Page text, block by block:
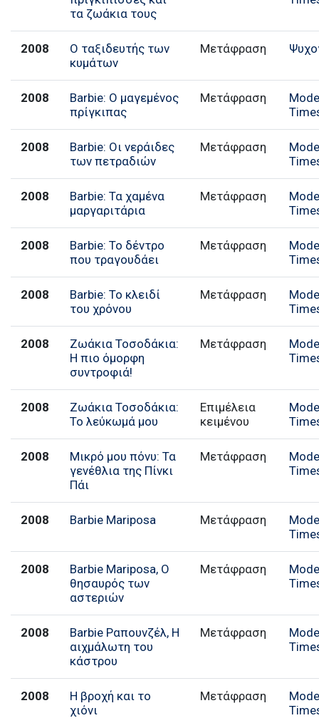
τα ζωάκια τους
2008
Ο ταξιδευτής των
κυμάτων
Μετάφραση
2008
Barbie: Ο μαγεμένος
πρίγκιπας
Μετάφραση
2008
Barbie: Οι νεράιδες
των πετραδιών
Μετάφραση
2008
Barbie: Τα χαμένα
μαργαριτάρια
Μετάφραση
2008
Barbie: Το δέντρο
που τραγουδάει
Μετάφραση
2008
Barbie: Το κλειδί
του χρόνου
Μετάφραση
2008
Ζωάκια Τοσοδάκια:
Η πιο όμορφη
συντροφιά!
Μετάφραση
2008
Ζωάκια Τοσοδάκια:
Το λεύκωμά μου
Επιμέλεια
κειμένου
2008
Μικρό μου πόνυ: Τα
γενέθλια της Πίνκι
Πάι
Μετάφραση
2008 Barbie Mariposa Μετάφραση
2008
Barbie Mariposa, Ο
θησαυρός των
αστεριών
Μετάφραση
2008
Barbie Ραπουνζέλ, Η
αιχμάλωτη του
κάστρου
Μετάφραση
2008
Η βροχή και το
χιόνι
Μετάφραση